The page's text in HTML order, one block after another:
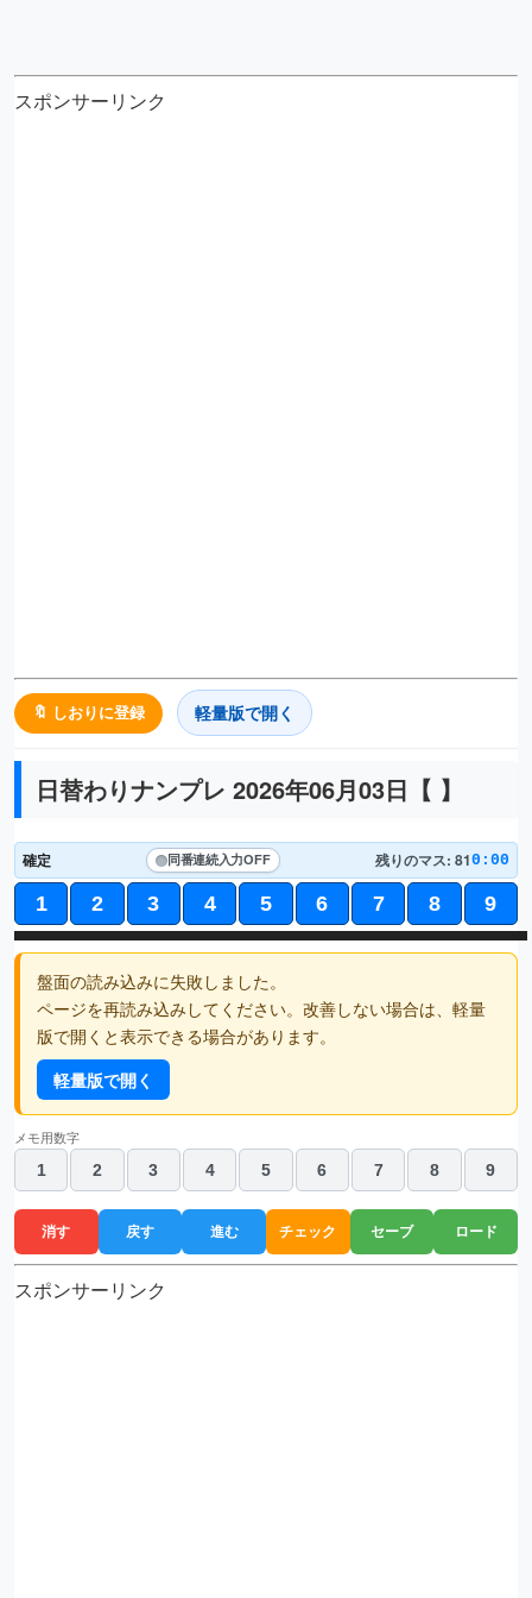
スポンサーリンク
🔖 しおりに登録 軽量版で開く
日替わりナンプレ 2026年06月03日【 】
確定 同番連続入力OFF 残りのマス: 810:00
1 2 3 4 5 6 7 8 9
盤面の読み込みに失敗しました。
ページを再読み込みしてください。改善しない場合は、軽量
版で開くと表示できる場合があります。
軽量版で開く
メモ用数字
1
2 3 4 5 6 7 8 9
消す 戻す 進む チェック セーブ ロード
スポンサーリンク